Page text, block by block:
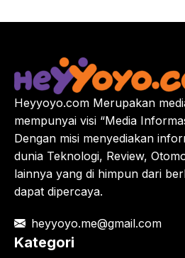
Heyyoyo.com Merupakan
mempunyai visi “Media
Dengan misi menyediakan
dunia Teknologi, Review,
lainnya yang di himpun dari
dapat dipercaya.
heyyoyo.me@gmail.com
Kategori